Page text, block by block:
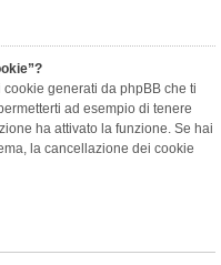
cookie generati da phpBB che ti
ad esempio di tenere
ha attivato la funzione. Se hai
la cancellazione dei cookie